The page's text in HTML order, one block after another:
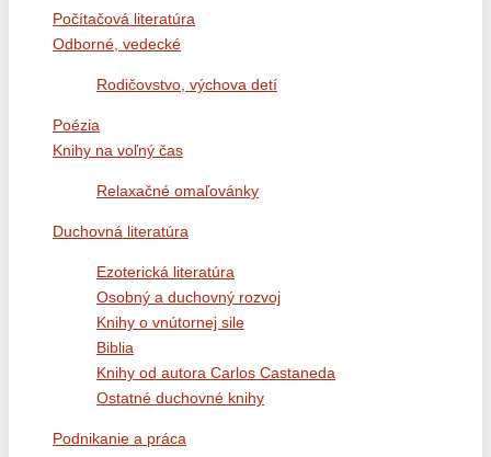
Počítačová literatúra
Odborné, vedecké
Rodičovstvo, výchova detí
Poézia
Knihy na voľný čas
Relaxačné omaľovánky
Duchovná literatúra
Ezoterická literatúra
Osobný a duchovný rozvoj
Knihy o vnútornej sile
Biblia
Knihy od autora Carlos Castaneda
Ostatné duchovné knihy
Podnikanie a práca